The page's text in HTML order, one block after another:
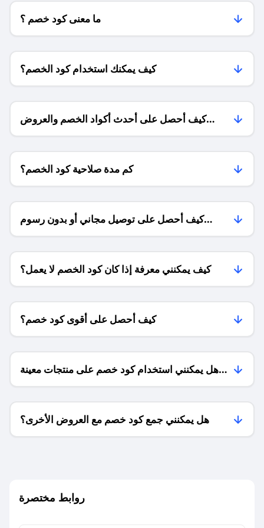
ما معنى كود خصم ؟
كيف يمكنك استخدام كود الخصم؟
كيف أحصل على أحدث أكواد الخصم والعروض
للمتاجر؟
كم مدة صلاحية كود الخصم؟
كيف أحصل على توصيل مجاني أو بدون رسوم
الشحن ؟
كيف يمكنني معرفة إذا كان كود الخصم لا يعمل؟
كيف أحصل على أقوى كود خصم؟
هل يمكنني استخدام كود خصم على منتجات معينة
فقط؟
هل يمكنني جمع كود خصم مع العروض الأخرى؟
روابط مختصرة